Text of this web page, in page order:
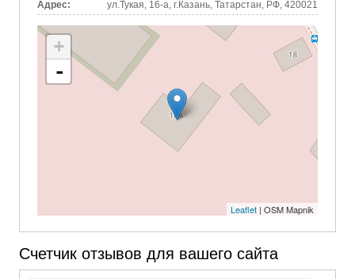
Адрес:
ул.Тукая, 16-а, г.Казань, Татарстан, РФ, 420021
+
-
Leaflet| OSM Mapnik
Счетчик отзывов для вашего сайта